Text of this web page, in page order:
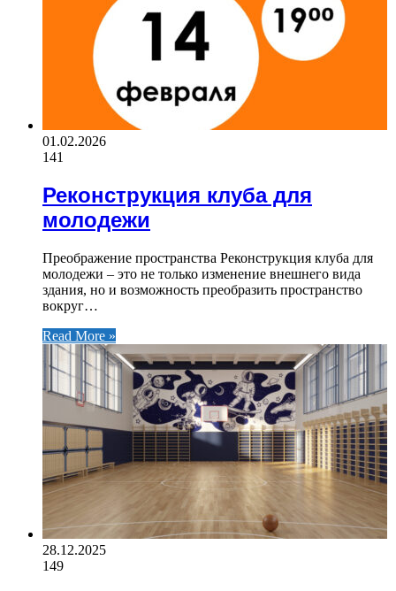
01.02.2026
141
Реконструкция клуба для
молодежи
Преображение пространства Реконструкция клуба для
молодежи – это не только изменение внешнего вида
здания, но и возможность преобразить пространство
вокруг…
Read More »
28.12.2025
149